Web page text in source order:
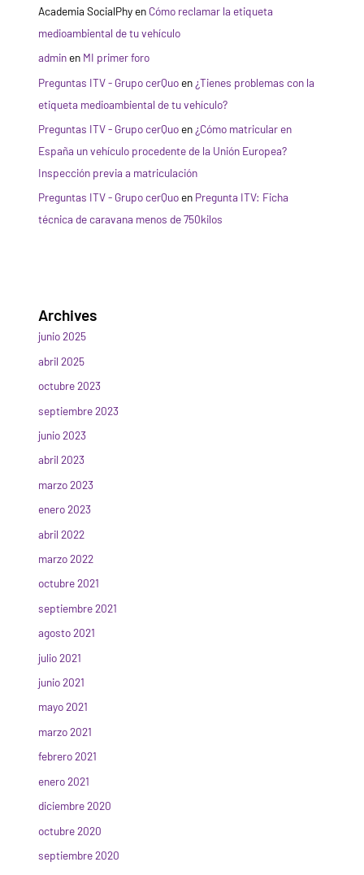
Academia SocialPhyen Cómo reclamar la etiqueta
medioambiental de tu vehículo
adminen MI primer foro
Preguntas ITV - Grupo cerQuoen ¿Tienes problemas con la
etiqueta medioambiental de tu vehículo?
Preguntas ITV - Grupo cerQuoen ¿Cómo matricular en
España un vehículo procedente de la Unión Europea?
Inspección previa a matriculación
Preguntas ITV - Grupo cerQuoen Pregunta ITV: Ficha
técnica de caravana menos de 750kilos
Archives
junio 2025
abril 2025
octubre 2023
septiembre 2023
junio 2023
abril 2023
marzo 2023
enero 2023
abril 2022
marzo 2022
octubre 2021
septiembre 2021
agosto 2021
julio 2021
junio 2021
mayo 2021
marzo 2021
febrero 2021
enero 2021
diciembre 2020
octubre 2020
septiembre 2020